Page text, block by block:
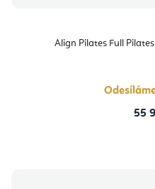
Align Pilates Full
55